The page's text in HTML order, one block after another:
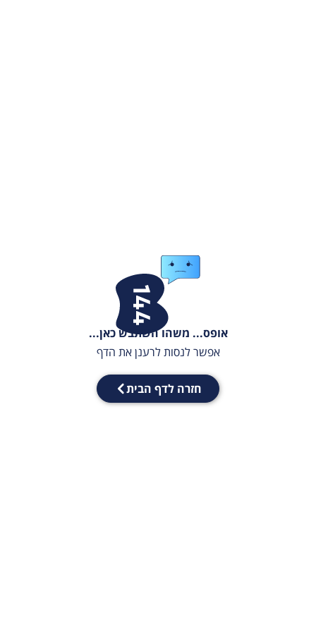
אופס... משהו השתבש כאן...
אפשר לנסות לרענן את הדף
חזרה לדף הבית